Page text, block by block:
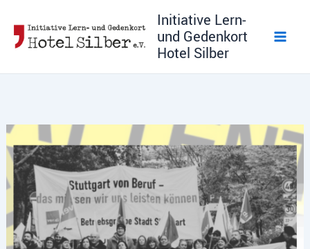
Inhalt
springen
Initiative Lern-
und Gedenkort
Hotel Silber